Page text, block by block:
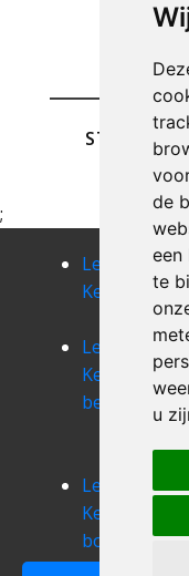
de
een
te
u
STUREN
;
Leegmaken
Kelder berg
Leegmaken
Kelder
beverlo
Leegmaken
Kelder
bocholt